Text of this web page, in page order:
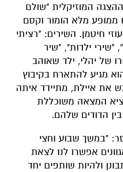
המוזיקלית "שולם
ממופע מלא הומור וקסם
חיטמן. השירים: "רציתי
"שירי ילדות", "שיר
של יהלי, ילד שאוהב
מגיע להתארח בקיבוץ
את איילת, מתיידד איתה
המצאה משוכללת
הדודים שלהם.
"במשך שבוע וחצי
אפשרו לנו לצאת
ולהיות שותפים יחד